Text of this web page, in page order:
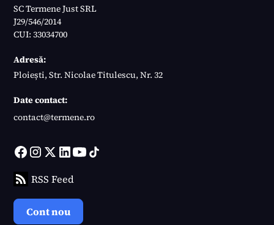
SC Termene Just SRL
J29/546/2014
CUI: 33034700
Adresă:
Ploiești, Str. Nicolae Titulescu, Nr. 32
Date contact:
contact@termene.ro
RSS Feed
Cont nou